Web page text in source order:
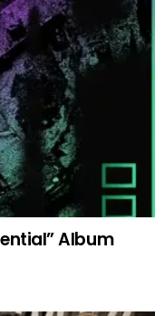
Album